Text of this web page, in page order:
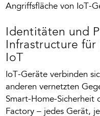
Angriffsfläche von IoT-
Identitäten und
Infrastructure
IoT
IoT-Geräte verbinden
anderen vernetzten
Smart-Home-Sicherheit
Factory – jedes Gerät,